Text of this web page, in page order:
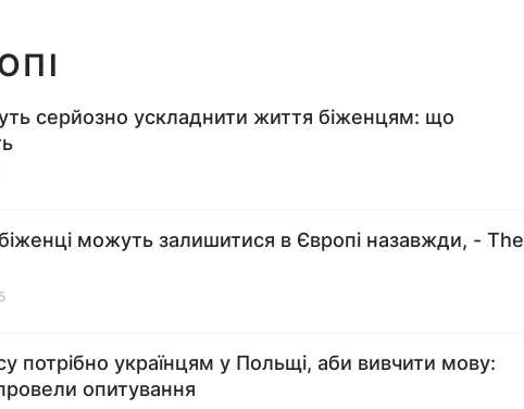
серйозно ускладнити життя біженцям: що
біженці можуть залишитися в Європі назавжди, - The
потрібно українцям у Польщі, аби вивчити мову:
опитування